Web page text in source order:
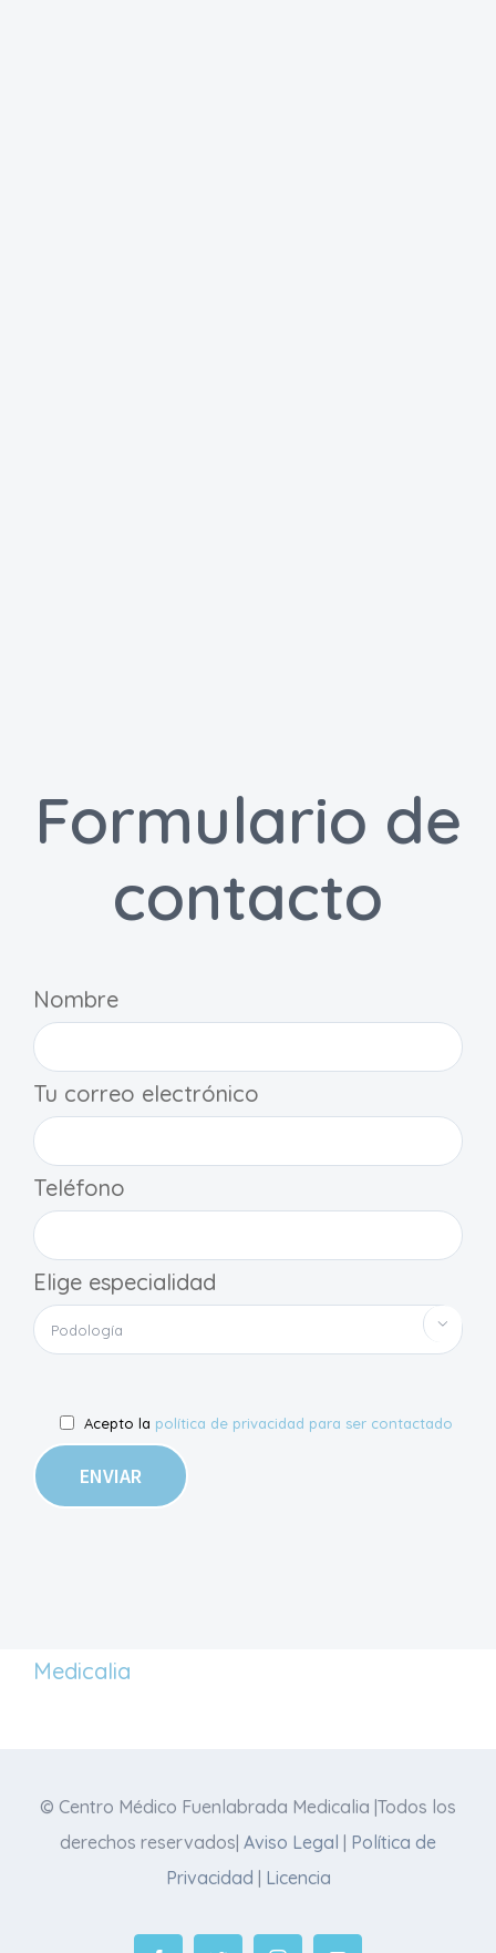
Formulario de
contacto
Nombre
Tu correo electrónico
Teléfono
Elige especialidad

Acepto la política de privacidad para ser contactado
Medicalia
© Centro Médico Fuenlabrada Medicalia |Todos los
derechos reservados| Aviso Legal | Política de
Privacidad | Licencia